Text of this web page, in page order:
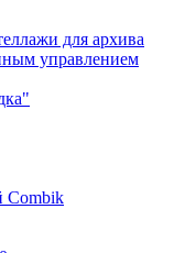
для архива
управлением
Combik